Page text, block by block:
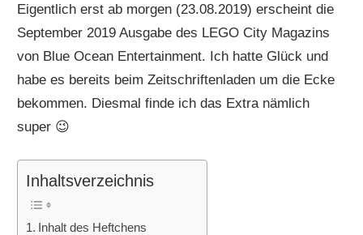
Eigentlich erst ab morgen (23.08.2019) erscheint die
September 2019 Ausgabe des LEGO City Magazins
von Blue Ocean Entertainment. Ich hatte Glück und
habe es bereits beim Zeitschriftenladen um die Ecke
bekommen. Diesmal finde ich das Extra nämlich
super 😉
Inhaltsverzeichnis
Inhalt des Heftchens